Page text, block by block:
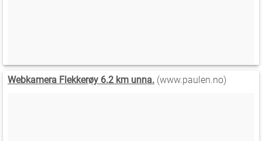
Webkamera Flekkerøy 6.2 km unna. (www.paulen.no)